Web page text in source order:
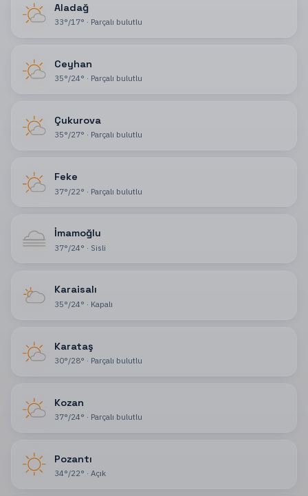
Aladağ
33°/17° · Parçalı bulutlu
Ceyhan
35°/24° · Parçalı bulutlu
Çukurova
35°/27° · Parçalı bulutlu
Feke
37°/22° · Parçalı bulutlu
İmamoğlu
37°/24° · Sisli
Karaisalı
35°/24° · Kapalı
Karataş
30°/28° · Parçalı bulutlu
Kozan
37°/24° · Parçalı bulutlu
Pozantı
34°/22° · Açık